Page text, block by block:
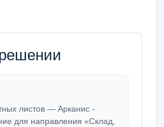
листов — Арканис -
для направления «Склад,